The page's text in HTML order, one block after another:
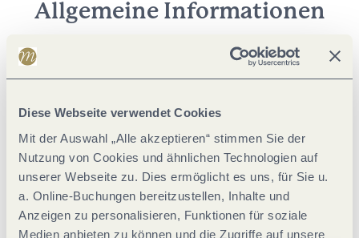
Diese Webseite verwendet Cookies
Mit der Auswahl „Alle akzeptieren“ stimmen Sie der
Nutzung von Cookies und ähnlichen Technologien auf
unserer Webseite zu. Dies ermöglicht es uns, für Sie u.
a. Online-Buchungen bereitzustellen, Inhalte und
Anzeigen zu personalisieren, Funktionen für soziale
Medien anbieten zu können und die Zugriffe auf unsere
Allgemeine Informationen
Klassifikationen
Einrichtungen Camping
Verpflegung